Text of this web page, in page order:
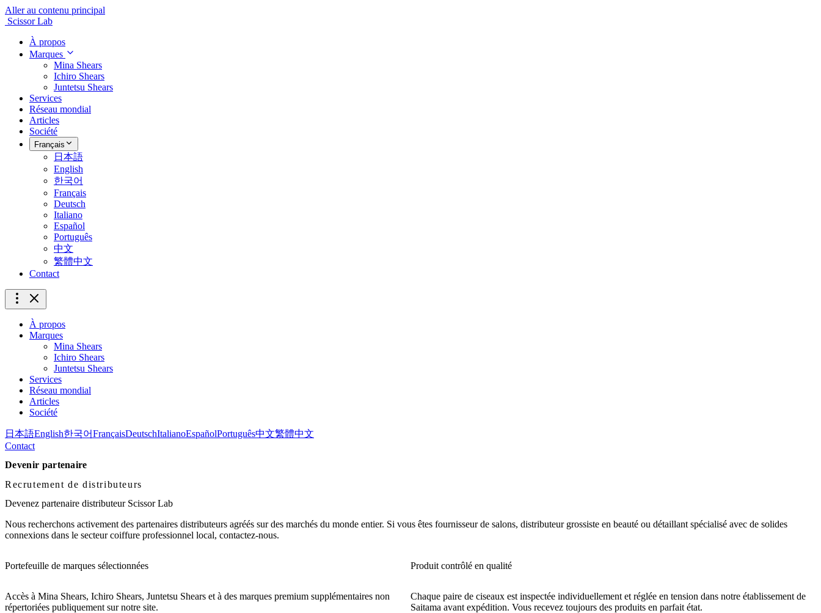
Aller au contenu principal
Scissor Lab
À propos
Marques
Mina Shears
Ichiro Shears
Juntetsu Shears
Services
Réseau mondial
Articles
Société
Français
日本語
English
한국어
Français
Deutsch
Italiano
Español
Português
中文
繁體中文
Contact
À propos
Marques
Mina Shears
Ichiro Shears
Juntetsu Shears
Services
Réseau mondial
Articles
Société
日本語English한국어FrançaisDeutschItalianoEspañolPortuguês中文繁體中文
Contact
Devenir partenaire
Recrutement de distributeurs
Devenez partenaire distributeur Scissor Lab
Nous recherchons activement des partenaires distributeurs agréés sur des marchés du monde entier. Si vous êtes fournisseur de salons, distributeur grossiste en beauté ou détaillant spécialisé avec de solides
connexions dans le secteur coiffure professionnel local, contactez-nous.
Portefeuille de marques sélectionnées
Accès à Mina Shears, Ichiro Shears, Juntetsu Shears et à des marques premium supplémentaires non
répertoriées publiquement sur notre site.
Produit contrôlé en qualité
Chaque paire de ciseaux est inspectée individuellement et réglée en tension dans notre établissement de
Saitama avant expédition. Vous recevez toujours des produits en parfait état.